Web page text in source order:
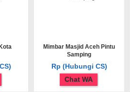
Mimbar Masjid Aceh Pintu
Samping
Rp (Hubungi CS)
Chat WA